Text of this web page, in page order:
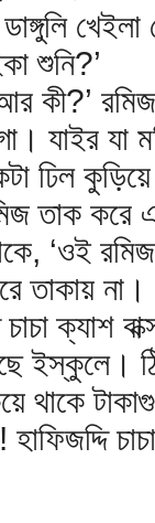
শুনি?’
কী?’
যাইর যা
ঢিল
তাক করে
‘ওই
তাকায় না।
চাচা ক্যাশ
ইস্কুলে।
থাকে